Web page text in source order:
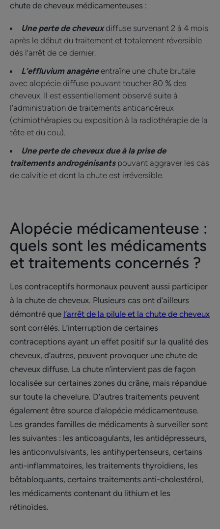
chute de cheveux médicamenteuses :
Une perte de cheveuxdiffuse survenant 2 à 4 mois
après le début du traitement et totalement réversible
dès l’arrêt de ce dernier.
L’effluvium anagèneentraîne une chute brutale
avec alopécie diffuse pouvant toucher 80 % des
cheveux. Il est essentiellement observé suite à
l’administration de traitements anticancéreux
(chimiothérapies ou exposition à la radiothérapie de la
tête et du cou).
Une perte de cheveux due à la prise de
traitements androgénisantspouvant aggraver les cas
de calvitie et dont la chute est irréversible.
​Alopécie médicamenteuse :
quels sont les médicaments
et traitements concernés ?
Les contraceptifs hormonaux peuvent aussi participer
à la chute de cheveux. Plusieurs cas ont d’ailleurs
démontré que l’arrêt de la pilule et la chute de cheveux
sont corrélés. L’interruption de certaines
contraceptions ayant un effet positif sur la qualité des
cheveux, d’autres, peuvent provoquer une chute de
cheveux diffuse. La chute n’intervient pas de façon
localisée sur certaines zones du crâne, mais répandue
sur toute la chevelure. D’autres traitements peuvent
également être source d’alopécie médicamenteuse.
Les grandes familles de médicaments à surveiller sont
les suivantes : les anticoagulants, les antidépresseurs,
les anticonvulsivants, les antihypertenseurs, certains
anti-inflammatoires, les traitements thyroïdiens, les
bêtabloquants, certains traitements anti-cholestérol,
les médicaments contenant du lithium et les
rétinoïdes.